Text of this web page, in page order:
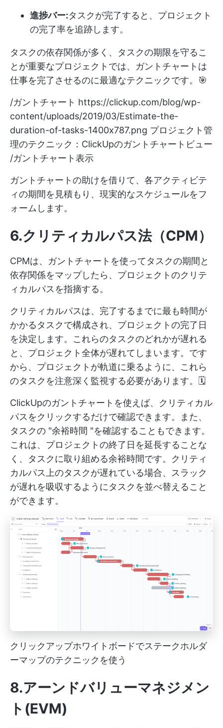
進捗バー:タスクが完了すると、プロジェクト
の完了率を追跡します。
タスクの依存関係が多く、タスクの期限を守るこ
とが重要なプロジェクトでは、ガントチャートは
仕事を完了させるのに最適なテクニックです。🎯
/ガントチャート https://clickup.com/blog/wp-
content/uploads/2019/03/Estimate-the-
duration-of-tasks-1400x787.png プロジェクト管
理のテクニック：ClickUpのガントチャートビュー
/ガントチャート表示
ガントチャートの助けを借りて、各アクティビテ
ィの期間を見積もり、現実的なスケジュールをフ
ォームします。
6.クリティカルパス法（CPM）
CPMは、ガントチャートを使ってタスクの期間と
依存関係をマップしたら、プロジェクトのクリテ
ィカルパスを指摘する。
クリティカルパスは、完了するまでに最も時間が
かかるタスクで構成され、プロジェクトの完了日
を決定します。これらのタスクのどれかが遅れる
と、プロジェクト全体が遅れてしまいます。です
から、プロジェクトが軌道に乗るように、これら
のタスクを注意深く監視する必要があります。🗓️
ClickUpのガントチャートを使えば、クリティカル
パスをクリックするだけで確認できます。また、
タスクの "余裕時間 "を確認することもできます。
これは、プロジェクトの終了日を延長することな
く、タスクに取り組める余裕時間です。クリティ
カルパス上のタスクが遅れている場合、スラック
が遅れを吸収するようにタスクを並べ替えること
ができます。
クリックアップホワイトボードでステークホルダ
ーマップのテクニックを使う
8.アーンドバリューマネジメン
ト(EVM)